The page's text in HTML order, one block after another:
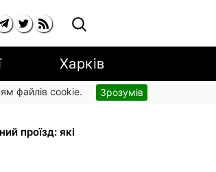
Харків
файлів cookie. Зрозумів
ПФУ
проїзд: які